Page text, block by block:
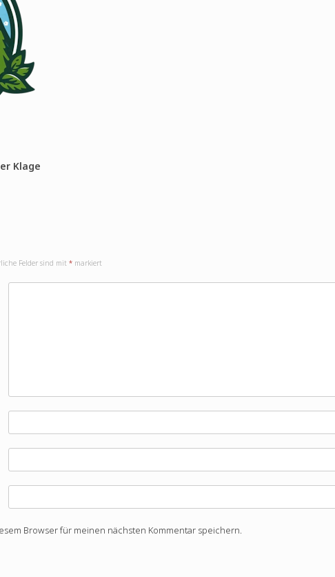
Klage
Felder sind mit * markiert
Browser für meinen nächsten Kommentar speichern.